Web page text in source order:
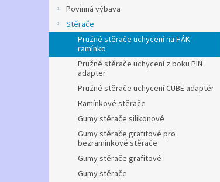
n
í
Povinná výbava
Stěrače
Pružné stěrače uchycení na HÁK
ramínko
Pružné stěrače uchycení z boku PIN
adapter
Pružné stěrače uchycení CUBE adaptér
Ramínkové stěrače
Gumy stěrače silikonové
Gumy stěrače grafitové pro
bezramínkové stěrače
Gumy stěrače grafitové
Gumy stěrače